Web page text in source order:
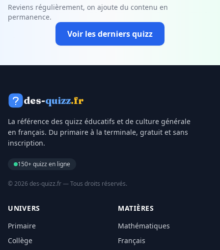
Reviens régulièrement, on ajoute du contenu en
permanence.
Voir les derniers quizz
des-quizz.fr
La référence des quizz éducatifs et de culture générale
en français. Du primaire à la terminale, gratuit et sans
inscription.
150+ quizz en ligne
© 2026 des-quizz.fr — Tous droits réservés.
UNIVERS
Primaire
Collège
MATIÈRES
Mathématiques
Français